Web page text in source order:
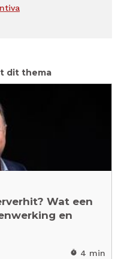
dit thema
Wat een
en
timer 4 min